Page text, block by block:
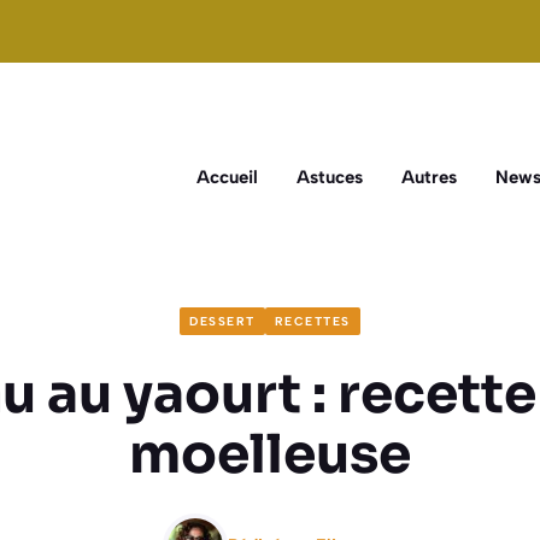
Accueil Astuces Autres News
DESSERT RECETTES
au yaourt :
moelleuse